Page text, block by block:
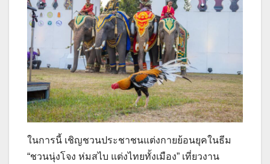
ในการนี้ เชิญชวนประชาชนแต่งกายย้อนยุคในธีม
“ชวนนุ่งโจง ห่มสไบ แต่งไทยทั้งเมือง” เที่ยวงาน